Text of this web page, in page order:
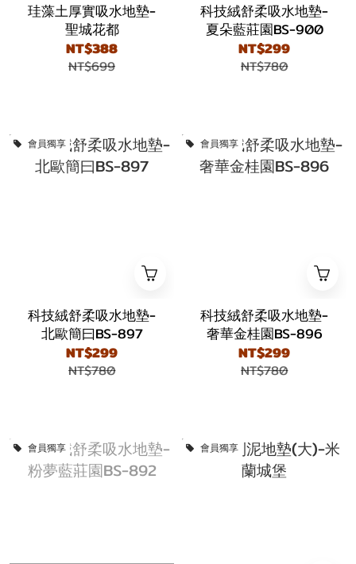
珪藻土厚實吸水地墊-
聖城花都
NT$388
NT$699
科技絨舒柔吸水地墊-
夏朵藍莊園BS-900
NT$299
NT$780
會員獨享
科技絨舒柔吸水地墊-
北歐簡曰BS-897
NT$299
NT$780
會員獨享
科技絨舒柔吸水地墊-
奢華金桂園BS-896
NT$299
NT$780
會員獨享 會員獨享